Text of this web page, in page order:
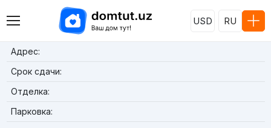
USD RU
Адрес:
Срок сдачи:
Отделка:
Парковка: